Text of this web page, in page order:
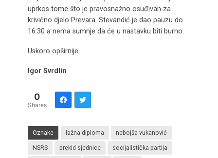
uprkos tome što je pravosnažno osuđivan za
krivično djelo Prevara. Stevandić je dao pauzu do
16:30 a nema sumnje da će u nastavku biti burno.
Uskoro opširnije.
Igor Svrdlin
0
Shares
Oznake lažna diploma nebojša vukanović
NSRS prekid sjednice socijalistička partija